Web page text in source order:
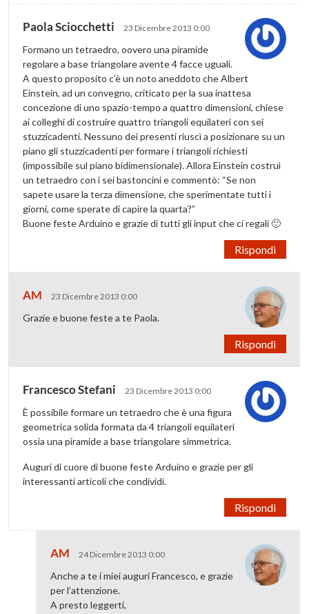
Paola Sciocchetti 23 Dicembre 2013 0:00
Formano un tetraedro, oovero una piramide
regolare a base triangolare avente 4 facce uguali.
A questo proposito c’è un noto aneddoto che Albert
Einstein, ad un convegno, criticato per la sua inattesa
concezione di uno spazio-tempo a quattro dimensioni, chiese
ai colleghi di costruire quattro triangoli equilateri con sei
stuzzicadenti. Nessuno dei presenti riuscì a posizionare su un
piano gli stuzzicadenti per formare i triangoli richiesti
(impossibile sul piano bidimensionale). Allora Einstein costruì
un tetraedro con i sei bastoncini e commentò: “Se non
sapete usare la terza dimensione, che sperimentate tutti i
giorni, come sperate di capire la quarta?”
Buone feste Arduino e grazie di tutti gli input che ci regali 🙂
Rispondi
AM 23 Dicembre 2013 0:00
Grazie e buone feste a te Paola.
Rispondi
Francesco Stefani 23 Dicembre 2013 0:00
È possibile formare un tetraedro che è una figura
geometrica solida formata da 4 triangoli equilateri
ossia una piramide a base triangolare simmetrica.
Auguri di cuore di buone feste Arduino e grazie per gli
interessanti articoli che condividi.
Rispondi
AM 24 Dicembre 2013 0:00
Anche a te i miei auguri Francesco, e grazie
per l’attenzione.
A presto leggerti,